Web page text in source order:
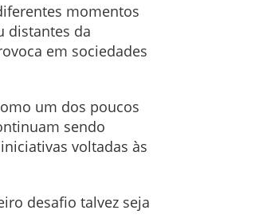
momentos
distantes da
em sociedades
um dos poucos
sendo
voltadas às
desafio talvez seja